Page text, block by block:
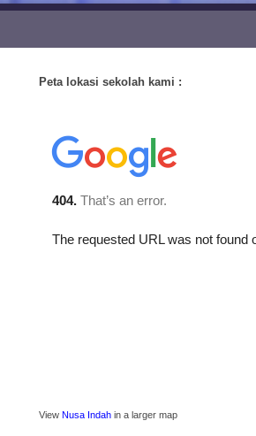
Peta lokasi sekolah kami :
View Nusa Indah in a larger map